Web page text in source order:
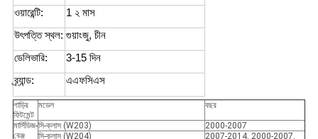
ওয়ারেন্টি:
1 ২ মাস
উৎপত্তি স্থল: গুয়াংজু, চীন
ডেলিভারি:
3-15 দিন
ব্র্যান্ড:
এএফসিএস
গাড়ির
ফিটমেন্ট
মডেল বছর
মার্সিডিজ-
বেঞ্জ
সি-ক্লাস (W203)
2000-2007
সি-ক্লাস (W204)
2007-2014, 2000-2007,